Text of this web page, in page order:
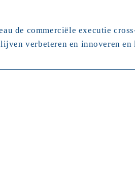
de commerciële executie
verbeteren en innoveren